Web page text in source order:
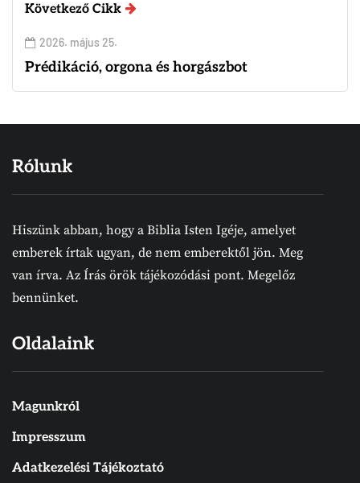
Következő Cikk
2026. május 25.
Prédikáció, orgona és horgászbot
Rólunk
Hiszünk abban, hogy a Biblia Isten Igéje, amelyet
emberek írtak ugyan, de nem emberektől jön. Meg
van írva. Az Írás örök tájékozódási pont. Megelőz
bennünket.
Oldalaink
Magunkról
Impresszum
Adatkezelési Tájékoztató